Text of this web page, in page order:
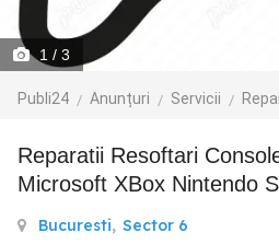
1 / 3
Publi24 Anunțuri Servicii
Reparatii Resoftari Console Play Station PS
Microsoft XBox Nintendo
Bucuresti, Sector 6